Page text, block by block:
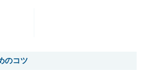
のコツ